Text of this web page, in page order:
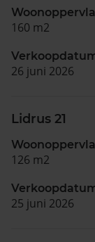
160 m2
26 juni 2026
Lidrus 21
126 m2
25 juni 2026